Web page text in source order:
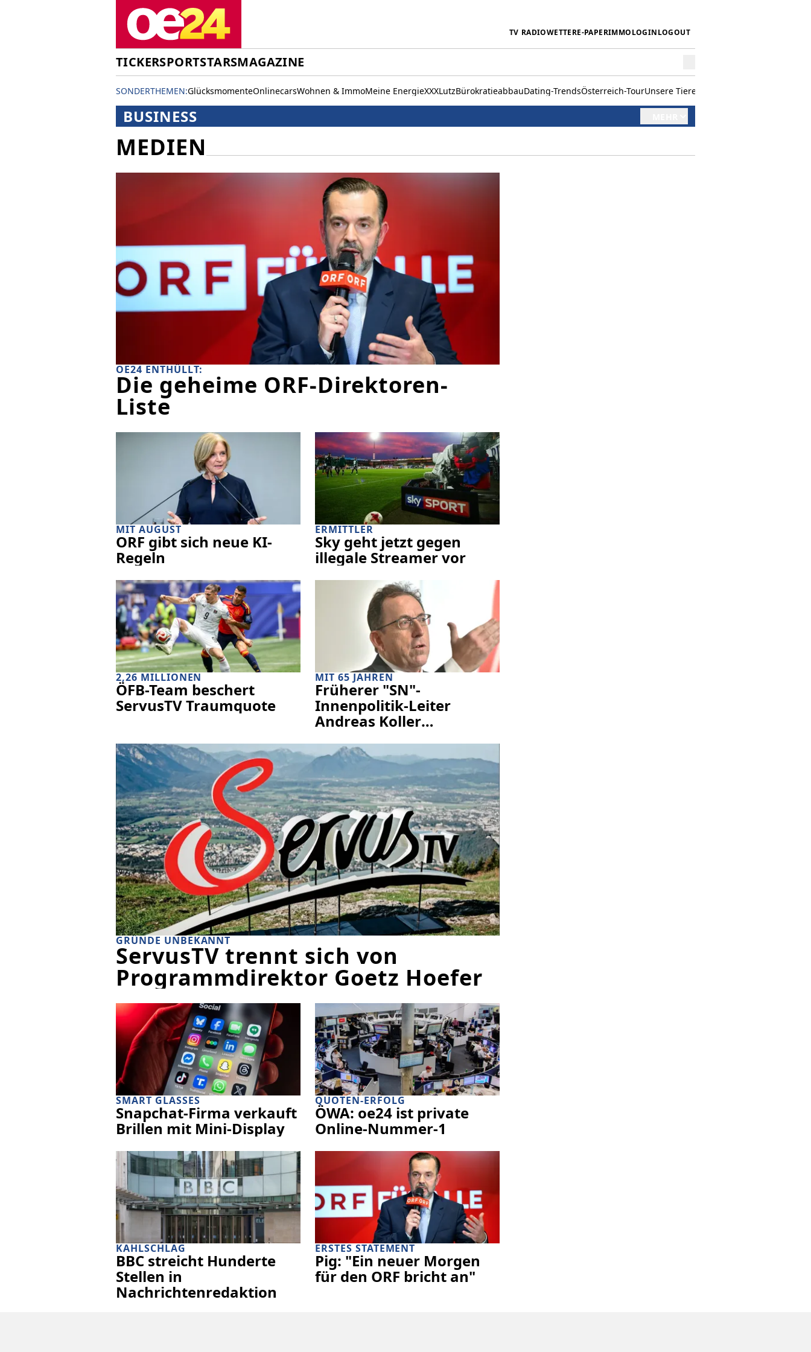
TV RADIOWETTERE-PAPERIMMOLOGINLOGOUT
TICKERSPORTSTARSMAGAZINE
SONDERTHEMEN:GlücksmomenteOnlinecarsWohnen & ImmoMeine EnergieXXXLutzBürokratieabbauDating-TrendsÖsterreich-TourUnsere Tiere
BUSINESS
MEDIEN
OE24 ENTHÜLLT:
Die geheime ORF-Direktoren-
Liste
MIT AUGUST
ORF gibt sich neue KI-
Regeln
ERMITTLER
Sky geht jetzt gegen
illegale Streamer vor
2,26 MILLIONEN
ÖFB-Team beschert
ServusTV Traumquote
MIT 65 JAHREN
Früherer "SN"-
Innenpolitik-Leiter
Andreas Koller
GRÜNDE UNBEKANNT
ServusTV trennt sich von
Programmdirektor Goetz Hoefer
SMART GLASSES
Snapchat-Firma verkauft
Brillen mit Mini-Display
QUOTEN-ERFOLG
ÖWA: oe24 ist private
Online-Nummer-1
KAHLSCHLAG
BBC streicht Hunderte
Stellen in
Nachrichtenredaktion
ERSTES STATEMENT
Pig: "Ein neuer Morgen
für den ORF bricht an"